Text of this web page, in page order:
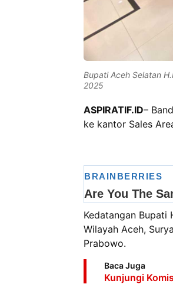
Bupati Aceh Selatan
2025
ASPIRATIF.ID–
ke kantor Sales
Kedatangan Bupati
Wilayah Aceh,
Prabowo.
Baca Juga
Kunjungi